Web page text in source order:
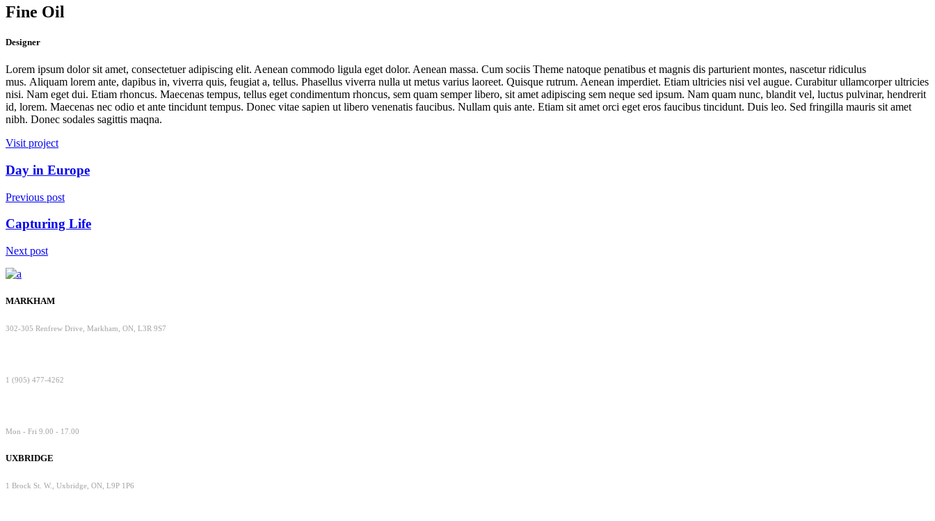
Fine Oil
Designer
Lorem ipsum dolor sit amet, consectetuer adipiscing elit. Aenean commodo ligula eget dolor. Aenean massa. Cum sociis Theme natoque penatibus et magnis dis parturient montes, nascetur ridiculus
mus. Aliquam lorem ante, dapibus in, viverra quis, feugiat a, tellus. Phasellus viverra nulla ut metus varius laoreet. Quisque rutrum. Aenean imperdiet. Etiam ultricies nisi vel augue. Curabitur ullamcorper ultricies
nisi. Nam eget dui. Etiam rhoncus. Maecenas tempus, tellus eget condimentum rhoncus, sem quam semper libero, sit amet adipiscing sem neque sed ipsum. Nam quam nunc, blandit vel, luctus pulvinar, hendrerit
id, lorem. Maecenas nec odio et ante tincidunt tempus. Donec vitae sapien ut libero venenatis faucibus. Nullam quis ante. Etiam sit amet orci eget eros faucibus tincidunt. Duis leo. Sed fringilla mauris sit amet
nibh. Donec sodales sagittis maqna.
Visit project
Day in Europe
Previous post
Capturing Life
Next post
MARKHAM
302-305 Renfrew Drive, Markham, ON, L3R 9S7
1 (905) 477-4262
Mon - Fri 9.00 - 17.00
UXBRIDGE
1 Brock St. W., Uxbridge, ON, L9P 1P6